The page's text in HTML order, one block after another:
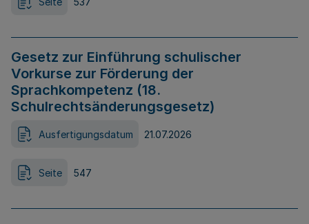
Gesetz zur Einführung schulischer
Vorkurse zur Förderung der
Sprachkompetenz (18.
Schulrechtsänderungsgesetz)
Ausfertigungsdatum 21.07.2026
Seite 547